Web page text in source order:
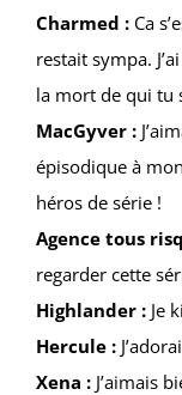
Charmed :Ca
restait sympa.
la mort de qui tu
MacGyver :
épisodique à
héros de série !
Agence tous
regarder cette
Highlander :Je
Hercule :
Xena :J’aimais